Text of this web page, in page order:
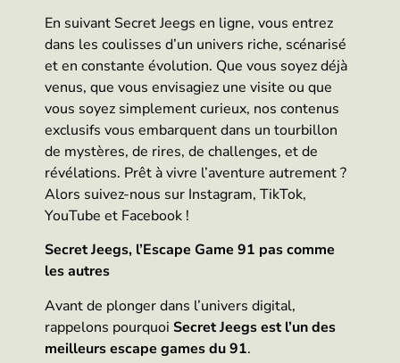
En suivant Secret Jeegs en ligne, vous entrez
dans les coulisses d’un univers riche, scénarisé
et en constante évolution. Que vous soyez déjà
venus, que vous envisagiez une visite ou que
vous soyez simplement curieux, nos contenus
exclusifs vous embarquent dans un tourbillon
de mystères, de rires, de challenges, et de
révélations. Prêt à vivre l’aventure autrement ?
Alors suivez-nous sur Instagram, TikTok,
YouTube et Facebook !
Secret Jeegs, l’Escape Game 91 pas comme
les autres
Avant de plonger dans l’univers digital,
rappelons pourquoi Secret Jeegs est l’un des
meilleurs escape games du 91.